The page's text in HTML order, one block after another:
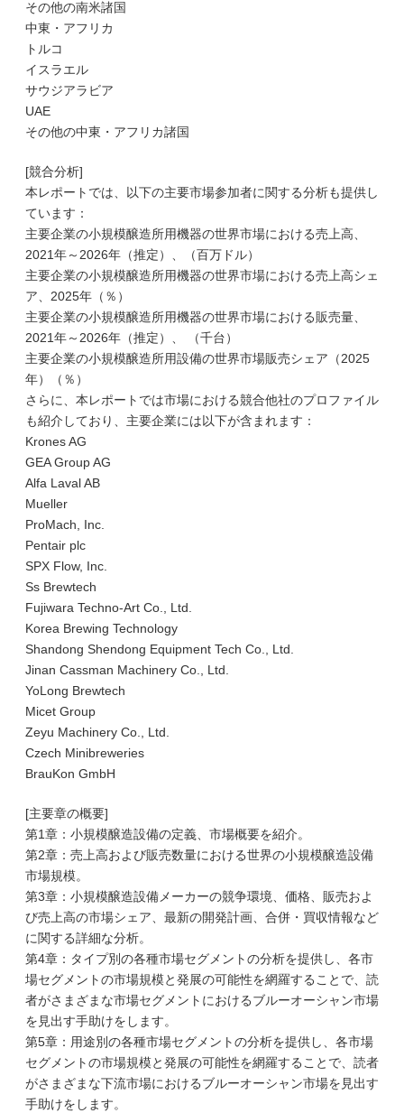
その他の南米諸国
中東・アフリカ
トルコ
イスラエル
サウジアラビア
UAE
その他の中東・アフリカ諸国
[競合分析]
本レポートでは、以下の主要市場参加者に関する分析も提供し
ています：
主要企業の小規模醸造所用機器の世界市場における売上高、
2021年～2026年（推定）、（百万ドル）
主要企業の小規模醸造所用機器の世界市場における売上高シェ
ア、2025年（％）
主要企業の小規模醸造所用機器の世界市場における販売量、
2021年～2026年（推定）、 （千台）
主要企業の小規模醸造所用設備の世界市場販売シェア（2025
年）（％）
さらに、本レポートでは市場における競合他社のプロファイル
も紹介しており、主要企業には以下が含まれます：
Krones AG
GEA Group AG
Alfa Laval AB
Mueller
ProMach, Inc.
Pentair plc
SPX Flow, Inc.
Ss Brewtech
Fujiwara Techno-Art Co., Ltd.
Korea Brewing Technology
Shandong Shendong Equipment Tech Co., Ltd.
Jinan Cassman Machinery Co., Ltd.
YoLong Brewtech
Micet Group
Zeyu Machinery Co., Ltd.
Czech Minibreweries
BrauKon GmbH
[主要章の概要]
第1章：小規模醸造設備の定義、市場概要を紹介。
第2章：売上高および販売数量における世界の小規模醸造設備
市場規模。
第3章：小規模醸造設備メーカーの競争環境、価格、販売およ
び売上高の市場シェア、最新の開発計画、合併・買収情報など
に関する詳細な分析。
第4章：タイプ別の各種市場セグメントの分析を提供し、各市
場セグメントの市場規模と発展の可能性を網羅することで、読
者がさまざまな市場セグメントにおけるブルーオーシャン市場
を見出す手助けをします。
第5章：用途別の各種市場セグメントの分析を提供し、各市場
セグメントの市場規模と発展の可能性を網羅することで、読者
がさまざまな下流市場におけるブルーオーシャン市場を見出す
手助けをします。